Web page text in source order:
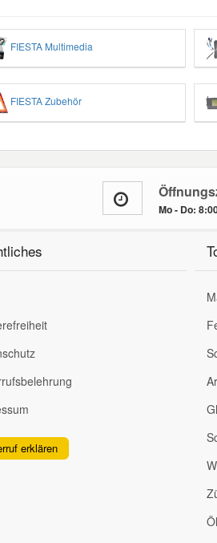
FIESTA Multimedia
FIESTA Zubehör
Mo - Do:
erklären